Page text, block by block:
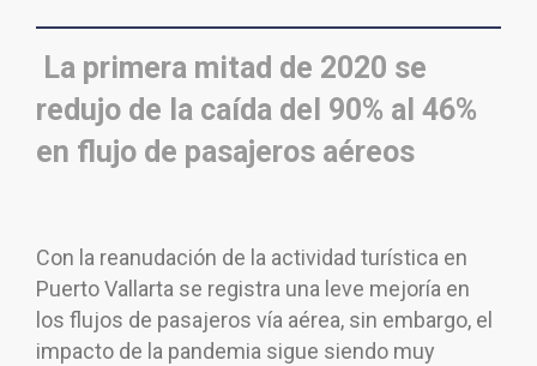
La primera mitad de 2020 se
redujo de la caída del 90% al 46%
en flujo de pasajeros aéreos
Con la reanudación de la actividad turística en
Puerto Vallarta se registra una leve mejoría en
los flujos de pasajeros vía aérea, sin embargo, el
impacto de la pandemia sigue siendo muy